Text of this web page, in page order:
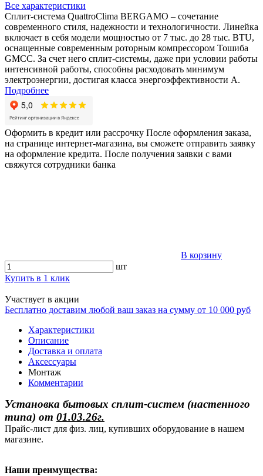
Все характеристики
Сплит-система QuattroClima BERGAMO – сочетание
современного стиля, надежности и технологичности. Линейка
включает в себя модели мощностью от 7 тыс. до 28 тыс. BTU,
оснащенные современным роторным компрессором Тошиба
GMCC. За счет него сплит-системы, даже при условии работы
интенсивной работы, способны расходовать минимум
электроэнергии, достигая класса энергоэффективности А.
Подробнее
Оформить в кредит или рассрочку После оформления заказа,
на странице интернет-магазина, вы сможете отправить заявку
на оформление кредита. После получения заявки с вами
свяжутся сотрудники банка
В корзину
шт
Купить в 1 клик
Участвует в акции
Бесплатно доставим любой ваш заказ на сумму от 10 000 руб
Характеристики
Описание
Доставка и оплата
Аксессуары
Монтаж
Комментарии
Установка бытовых сплит-систем (настенного
типа) от 01.03.26г.
Прайс-лист для физ. лиц, купивших оборудование в нашем
магазине.
Наши преимущества: